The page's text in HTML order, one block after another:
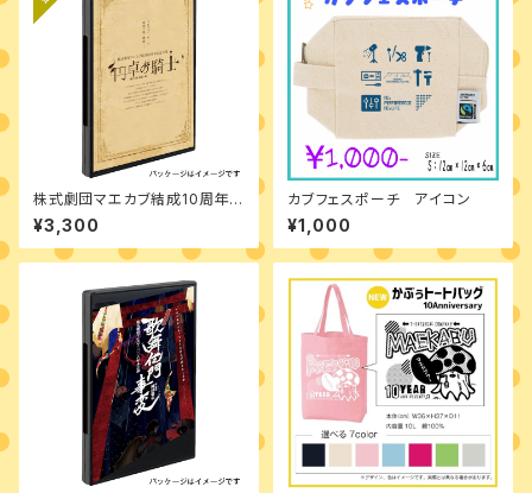
株式劇団マエカブ結成10周年記
念公演「円卓の騎士～嘆きの剣、
祝福の鞘と～」
¥3,300
カブフェスポーチ アイコン
¥1,000